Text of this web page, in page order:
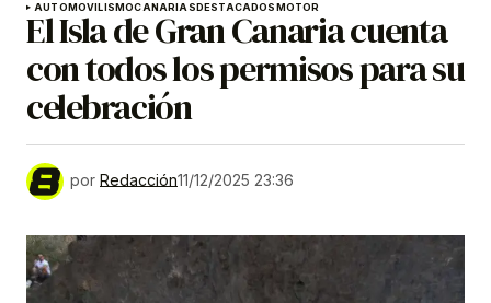
AUTOMOVILISMOCANARIASDESTACADOSMOTOR
El Isla de Gran Canaria cuenta
con todos los permisos para su
celebración
por Redacción11/12/2025 23:36